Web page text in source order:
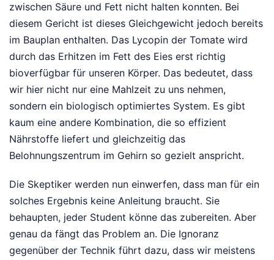
zwischen Säure und Fett nicht halten konnten. Bei
diesem Gericht ist dieses Gleichgewicht jedoch bereits
im Bauplan enthalten. Das Lycopin der Tomate wird
durch das Erhitzen im Fett des Eies erst richtig
bioverfügbar für unseren Körper. Das bedeutet, dass
wir hier nicht nur eine Mahlzeit zu uns nehmen,
sondern ein biologisch optimiertes System. Es gibt
kaum eine andere Kombination, die so effizient
Nährstoffe liefert und gleichzeitig das
Belohnungszentrum im Gehirn so gezielt anspricht.
Die Skeptiker werden nun einwerfen, dass man für ein
solches Ergebnis keine Anleitung braucht. Sie
behaupten, jeder Student könne das zubereiten. Aber
genau da fängt das Problem an. Die Ignoranz
gegenüber der Technik führt dazu, dass wir meistens